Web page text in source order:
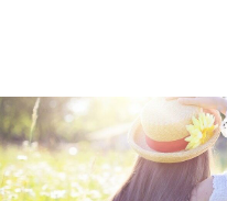
inhoud
schrijft
over